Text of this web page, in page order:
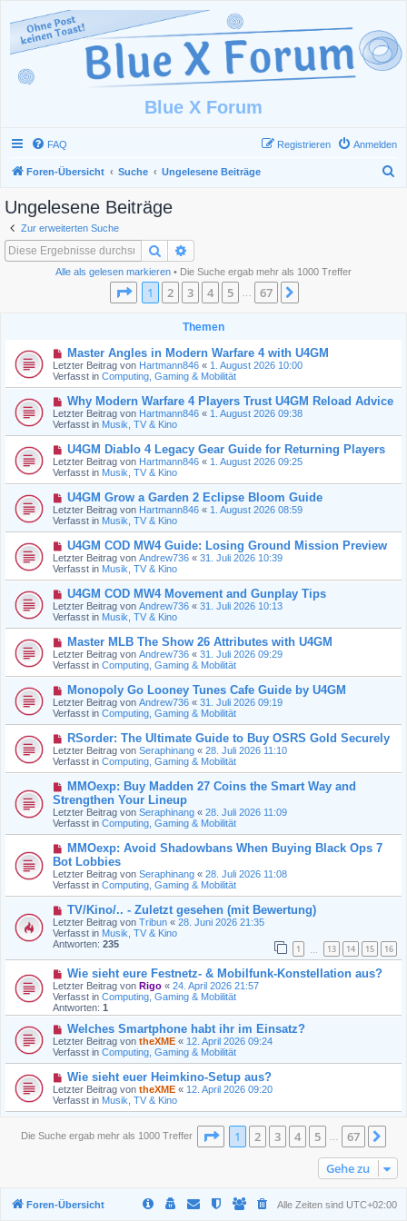
Blue X Forum
FAQ Anmelden
Registrieren
Foren-Übersicht Suche Ungelesene Beiträge
Ungelesene Beiträge
Zur erweiterten Suche
Suche
Alle als gelesen markieren • Die Suche ergab mehr als 1000 Treffer
Seite 1von 67
1 2 3 4 5 67
Themen
N
e
u
e
B
e
i
t
a
g
Master Angles in Modern Warfare 4 with U4GM
Letzter Beitrag von Hartmann846 « 1. August 2026 10:00
Verfasst in Computing, Gaming & Mobilität
N
e
u
e
B
e
i
t
a
g
Why Modern Warfare 4 Players Trust U4GM Reload Advice
Letzter Beitrag von Hartmann846 « 1. August 2026 09:38
Verfasst in Musik, TV & Kino
N
e
u
e
B
e
i
t
a
g
U4GM Diablo 4 Legacy Gear Guide for Returning Players
Letzter Beitrag von Hartmann846 « 1. August 2026 09:25
Verfasst in Musik, TV & Kino
N
e
u
e
B
e
i
t
a
g
U4GM Grow a Garden 2 Eclipse Bloom Guide
Letzter Beitrag von Hartmann846 « 1. August 2026 08:59
Verfasst in Musik, TV & Kino
N
e
u
e
B
e
i
t
a
g
U4GM COD MW4 Guide: Losing Ground Mission Preview
Letzter Beitrag von Andrew736 « 31. Juli 2026 10:39
Verfasst in Musik, TV & Kino
N
e
u
e
B
e
i
t
a
g
U4GM COD MW4 Movement and Gunplay Tips
Letzter Beitrag von Andrew736 « 31. Juli 2026 10:13
Verfasst in Musik, TV & Kino
N
e
u
e
B
e
i
t
a
g
Master MLB The Show 26 Attributes with U4GM
Letzter Beitrag von Andrew736 « 31. Juli 2026 09:29
Verfasst in Computing, Gaming & Mobilität
N
e
u
e
B
e
i
t
a
g
Monopoly Go Looney Tunes Cafe Guide by U4GM
Letzter Beitrag von Andrew736 « 31. Juli 2026 09:19
Verfasst in Computing, Gaming & Mobilität
N
e
u
e
B
e
i
t
r
a
g
RSorder: The Ultimate Guide to Buy OSRS Gold Securely
Letzter Beitrag von Seraphinang « 28. Juli 2026 11:10
Verfasst in Computing, Gaming & Mobilität
N
e
u
e
r
B
i
t
r
g
MMOexp: Buy Madden 27 Coins the Smart Way and
Strengthen Your Lineup
Letzter Beitrag von Seraphinang « 28. Juli 2026 11:09
Verfasst in Computing, Gaming & Mobilität
N
u
e
r
B
i
t
r
MMOexp: Avoid Shadowbans When Buying Black Ops 7
Bot Lobbies
Letzter Beitrag von Seraphinang « 28. Juli 2026 11:08
Verfasst in Computing, Gaming & Mobilität
N
e
u
e
r
B
e
i
t
r
a
g
TV/Kino/.. - Zuletzt gesehen (mit Bewertung)
Letzter Beitrag von Tribun « 28. Juni 2026 21:35
Verfasst in Musik, TV & Kino
Antworten: 235 1 13 14 15 16
N
e
u
e
r
B
e
i
t
a
g
Wie sieht eure Festnetz- & Mobilfunk-Konstellation aus?
Letzter Beitrag von Rigo « 24. April 2026 21:57
Verfasst in Computing, Gaming & Mobilität
Antworten: 1
N
e
u
e
B
e
i
t
a
Welches Smartphone habt ihr im Einsatz?
Letzter Beitrag von theXME « 12. April 2026 09:24
Verfasst in Computing, Gaming & Mobilität
N
e
u
e
e
Wie sieht euer Heimkino-Setup aus?
Letzter Beitrag von theXME « 12. April 2026 09:20
Verfasst in Musik, TV & Kino
Die Suche ergab mehr als 1000 Treffer Seite 1von 67
1 2 3 4 5 67
Gehe zu
Foren-Übersicht Alle Zeiten sind UTC+02:00